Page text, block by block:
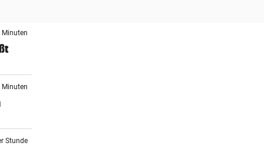
Minuten
Minuten
Stunde